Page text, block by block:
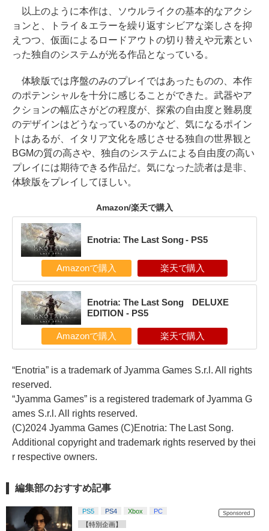
以上のように本作は、ソウルライクの基本的なアクシ
ョンと、トライ＆エラーを繰り返すシビアな楽しさを抑
えつつ、仮面によるロードアウトの切り替えや元素とい
った独自のシステムが光る作品となっている。
体験版では序盤のみのプレイではあったものの、本作
のポテンシャルを十分に感じることができた。武器やア
クションの幅広さがどの程度が、探索の自由度と難易度
のデザインはどうなっているのかなど、気になるポイン
トはあるが、イタリア文化を感じさせる独自の世界観と
BGMの質の高さや、独自のシステムによる自由度の高い
プレイには期待できる作品だ。気になった読者は是非、
体験版をプレイしてほしい。
Amazon/楽天で購入
Enotria: The Last Song - PS5
Amazonで購入 楽天で購入
Enotria: The Last Song DELUXE
EDITION - PS5
Amazonで購入 楽天で購入
“Enotria” is a trademark of Jyamma Games S.r.l. All rights
reserved.
“Jyamma Games” is a registered trademark of Jyamma G
ames S.r.l. All rights reserved.
(C)2024 Jyamma Games (C)Enotria: The Last Song.
Additional copyright and trademark rights reserved by thei
r respective owners.
編集部のおすすめ記事
PS5 PS4 Xbox
PC
【特別企画】